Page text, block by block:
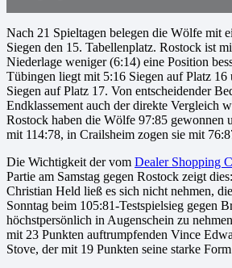
Nach 21 Spieltagen belegen die Wölfe mit
Siegen den 15. Tabellenplatz. Rostock ist
Niederlage weniger (6:14) eine Position
Tübingen liegt mit 5:16 Siegen auf Platz
Siegen auf Platz 17. Von entscheidender
Endklassement auch der direkte Vergleich
Rostock haben die Wölfe 97:85 gewonnen
mit 114:78, in Crailsheim zogen sie mit
Die Wichtigkeit der vom Dealer Shopping
Partie am Samstag gegen Rostock zeigt
Christian Held ließ es sich nicht nehmen,
Sonntag beim 105:81-Testspielsieg gegen
höchstpersönlich in Augenschein zu
mit 23 Punkten auftrumpfenden Vince
Stove, der mit 19 Punkten seine starke